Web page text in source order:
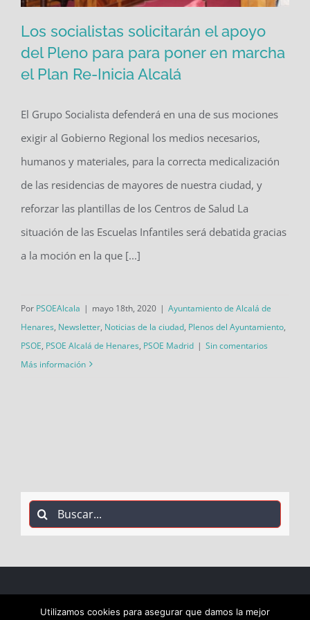
Pleno para para poner en marcha el
Plan Re-Inicia Alcalá
Los socialistas solicitarán el apoyo
del Pleno para para poner en marcha
el Plan Re-Inicia Alcalá
El Grupo Socialista defenderá en una de sus mociones
exigir al Gobierno Regional los medios necesarios,
humanos y materiales, para la correcta medicalización
de las residencias de mayores de nuestra ciudad, y
reforzar las plantillas de los Centros de Salud La
situación de las Escuelas Infantiles será debatida gracias
a la moción en la que [...]
Por PSOEAlcala | mayo 18th, 2020 | Ayuntamiento de Alcalá de
Henares, Newsletter, Noticias de la ciudad, Plenos del Ayuntamiento,
PSOE, PSOE Alcalá de Henares, PSOE Madrid | Sin comentarios
Más información
Buscar:
COPYRIGHT 2018 Socialistas de Alcalá PSOE ALCALÁ |
Utilizamos cookies para asegurar que damos la mejor